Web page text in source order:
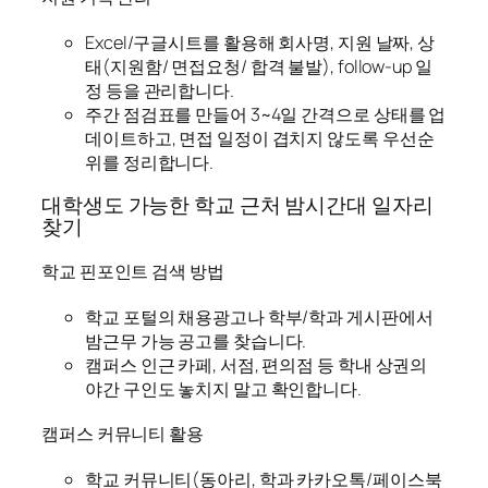
Excel/구글시트를 활용해 회사명, 지원 날짜, 상
태(지원함/ 면접요청/ 합격 불발), follow-up 일
정 등을 관리합니다.
주간 점검표를 만들어 3~4일 간격으로 상태를 업
데이트하고, 면접 일정이 겹치지 않도록 우선순
위를 정리합니다.
대학생도 가능한 학교 근처 밤시간대 일자리
찾기
학교 핀포인트 검색 방법
학교 포털의 채용광고나 학부/학과 게시판에서
밤근무 가능 공고를 찾습니다.
캠퍼스 인근 카페, 서점, 편의점 등 학내 상권의
야간 구인도 놓치지 말고 확인합니다.
캠퍼스 커뮤니티 활용
학교 커뮤니티(동아리, 학과 카카오톡/페이스북